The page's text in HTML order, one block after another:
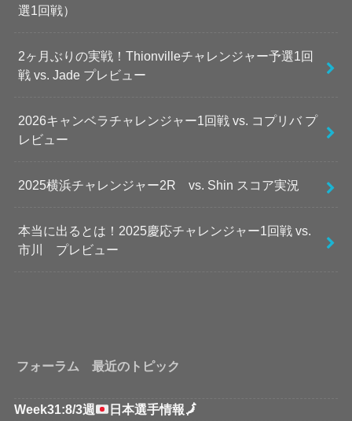
選1回戦）
2ヶ月ぶりの実戦！Thionvilleチャレンジャー予選1回
戦 vs. Jade プレビュー
2026キャンベラチャレンジャー1回戦 vs. コプリバ プ
レビュー
2025横浜チャレンジャー2R vs. Shin スコア実況
本当に出るとは！2025慶応チャレンジャー1回戦 vs.
市川 プレビュー
フォーラム 最近のトピック
Week31:8/3週 日本選手情報🗾